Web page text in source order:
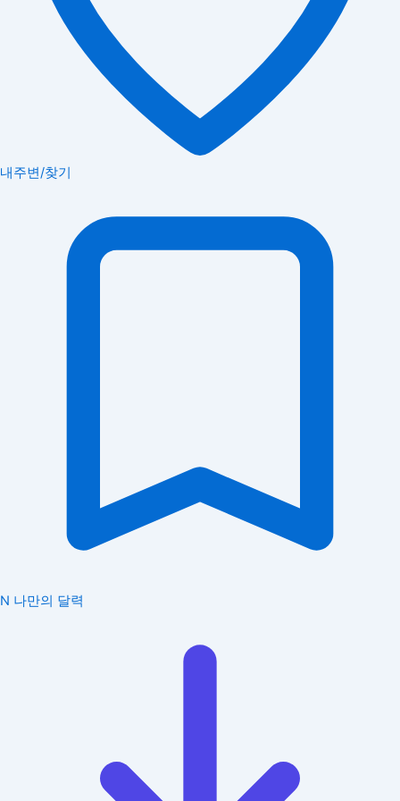
내주변/찾기
N 나만의 달력